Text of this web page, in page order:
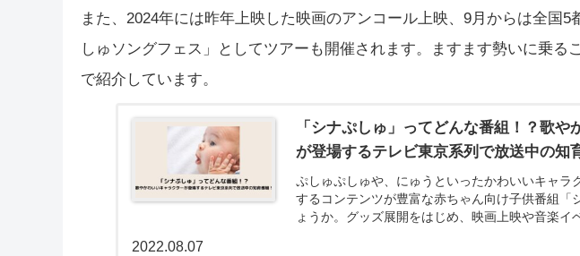
また、2024年には昨年上映した映画のアンコール上映、9月からは全国5
しゅソングフェス」としてツアーも開催されます。ますます勢いに乗る
で紹介しています。
「シナぷしゅ」ってどんな番組！？歌や
が登場するテレビ東京系列で放送中の知
ぷしゅぷしゅや、にゅうといったかわいいキャラ
するコンテンツが豊富な赤ちゃん向け子供番組「
ょうか。グッズ展開をはじめ、映画上映や音楽イ
2022.08.07